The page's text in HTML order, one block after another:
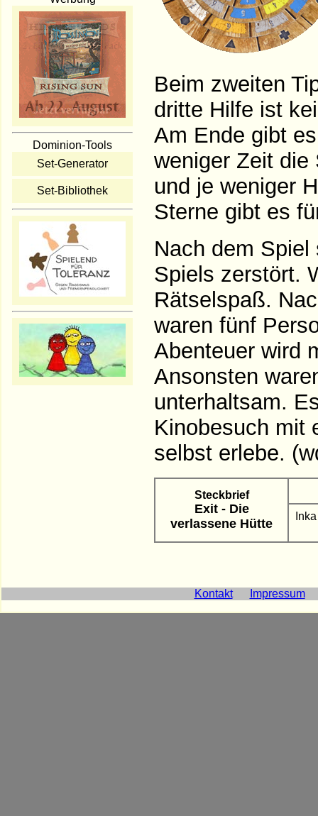
Dominion-Tools
Set-Generator
Set-Bibliothek
Beim zweiten
dritte Hilfe ist
Am Ende gibt
weniger Zeit die
und je weniger
Sterne gibt es
Nach dem Spiel
Spiels zerstört.
Rätselspaß.
waren fünf
Abenteuer wird
Ansonsten
unterhaltsam.
Kinobesuch mit
selbst erlebe.
Steckbrief
Exit - Die
verlassene Hütte
Kontakt Impressum